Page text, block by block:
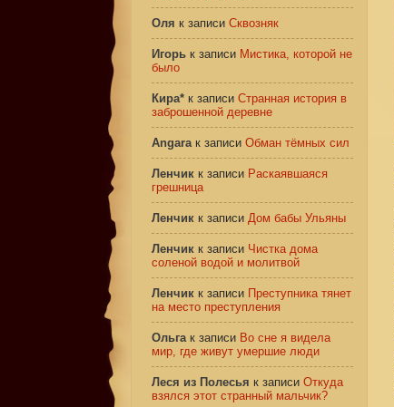
Оля к записи Сквозняк
Игорь к записи Мистика, которой не
было
Кира* к записи Странная история в
заброшенной деревне
Angaraк записи Обман тёмных сил
Ленчик к записи Раскаявшаяся
грешница
Ленчик к записи Дом бабы Ульяны
Ленчик к записи Чистка дома
соленой водой и молитвой
Ленчик к записи Преступника тянет
на место преступления
Ольгак записи Во сне я видела
мир, где живут умершие люди
Леся из Полесья к записи Откуда
взялся этот странный мальчик?